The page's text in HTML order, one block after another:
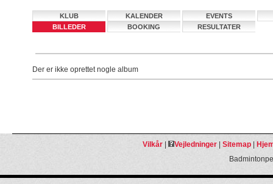
KLUB KALENDER
EVENTS
BILLEDER
BOOKING RESULTATER
Der er ikke oprettet nogle album
Vilkår| Vejledninger| Sitemap|